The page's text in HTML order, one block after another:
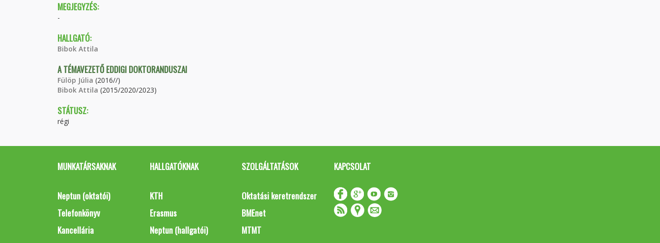
MEGJEGYZÉS:
-
HALLGATÓ:
Bibok Attila
A TÉMAVEZETŐ EDDIGI DOKTORANDUSZAI
Fülöp Júlia (2016//)
Bibok Attila (2015/2020/2023)
STÁTUSZ:
régi
MUNKATÁRSAKNAK
Neptun (oktatói)
Telefonkönyv
Kancellária
HALLGATÓKNAK
KTH
Erasmus
Neptun (hallgatói)
SZOLGÁLTATÁSOK
Oktatási keretrendszer
BMEnet
MTMT
KAPCSOLAT